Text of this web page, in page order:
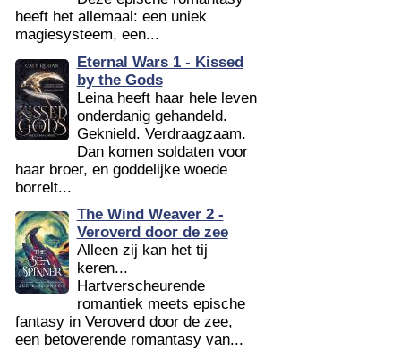
heeft het allemaal: een uniek
magiesysteem, een...
Eternal Wars 1 - Kissed
by the Gods
Leina heeft haar hele leven
onderdanig gehandeld.
Geknield. Verdraagzaam.
Dan komen soldaten voor
haar broer, en goddelijke woede
borrelt...
The Wind Weaver 2 -
Veroverd door de zee
Alleen zij kan het tij
keren...
Hartverscheurende
romantiek meets epische
fantasy in Veroverd door de zee,
een betoverende romantasy van...